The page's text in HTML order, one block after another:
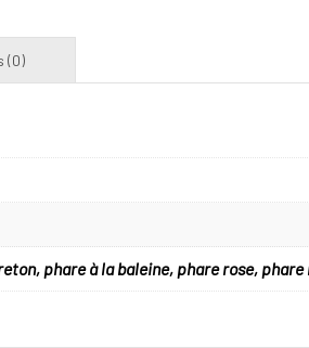
phare à la baleine, phare rose, phare